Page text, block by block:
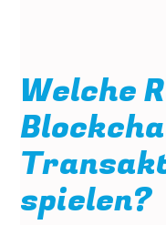
Welche
spielen?